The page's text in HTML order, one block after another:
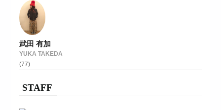
武田 有加
YUKA TAKEDA
(77)
STAFF